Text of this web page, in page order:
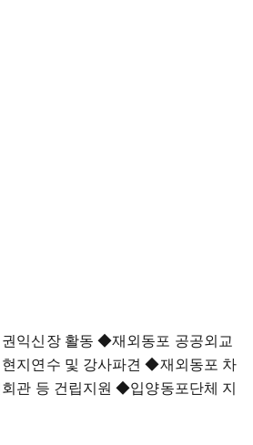
권익신장 활동◆재외동포 공공외교
지연수 및 강사파견◆재외동포 차
관 등 건립지원◆입양동포단체 지